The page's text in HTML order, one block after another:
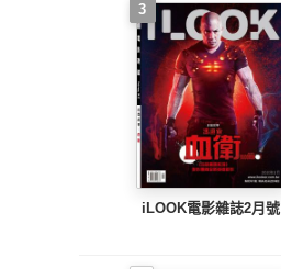
3
iLOOK電影雜誌2月號